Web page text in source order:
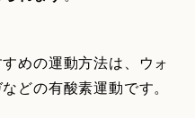
めの運動方法は、ウォ
どの有酸素運動です。